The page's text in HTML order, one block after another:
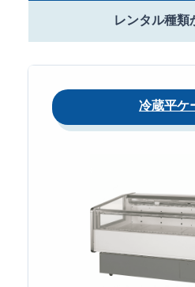
レンタル種類
冷蔵平ケ